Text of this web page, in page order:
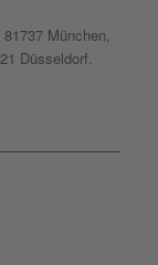
München,
Düsseldorf.